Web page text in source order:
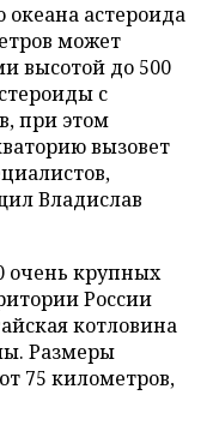
астероида
может
высотой до 500
с
при этом
вызовет
Владислав
очень крупных
России
котловина
Размеры
75 километров,